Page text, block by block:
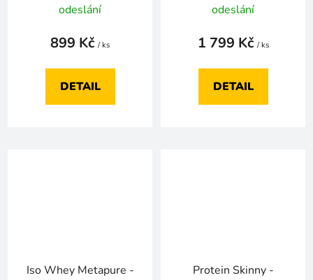
odeslání
899 Kč / ks
DETAIL
odeslání
1 799 Kč / ks
DETAIL
Iso Whey Metapure -
Protein Skinny -